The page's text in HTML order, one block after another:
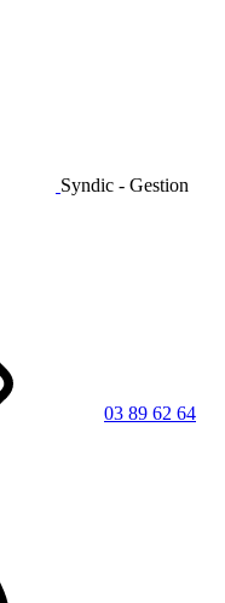
Syndic - Gestion
03 89 62 64